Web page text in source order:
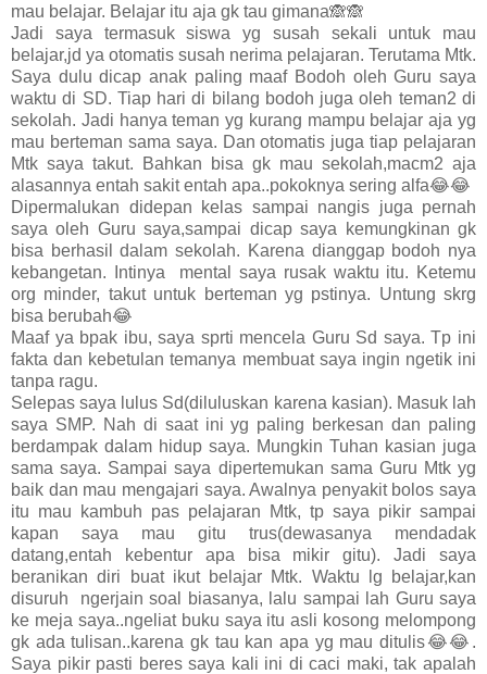
mau belajar. Belajar itu aja gk tau gimana🙈🙈
Jadi saya termasuk siswa yg susah sekali untuk mau
belajar,jd ya otomatis susah nerima pelajaran. Terutama Mtk.
Saya dulu dicap anak paling maaf Bodoh oleh Guru saya
waktu di SD. Tiap hari di bilang bodoh juga oleh teman2 di
sekolah. Jadi hanya teman yg kurang mampu belajar aja yg
mau berteman sama saya. Dan otomatis juga tiap pelajaran
Mtk saya takut. Bahkan bisa gk mau sekolah,macm2 aja
alasannya entah sakit entah apa..pokoknya sering alfa😂😂
Dipermalukan didepan kelas sampai nangis juga pernah
saya oleh Guru saya,sampai dicap saya kemungkinan gk
bisa berhasil dalam sekolah. Karena dianggap bodoh nya
kebangetan. Intinya mental saya rusak waktu itu. Ketemu
org minder, takut untuk berteman yg pstinya. Untung skrg
bisa berubah😂
Maaf ya bpak ibu, saya sprti mencela Guru Sd saya. Tp ini
fakta dan kebetulan temanya membuat saya ingin ngetik ini
tanpa ragu.
Selepas saya lulus Sd(diluluskan karena kasian). Masuk lah
saya SMP. Nah di saat ini yg paling berkesan dan paling
berdampak dalam hidup saya. Mungkin Tuhan kasian juga
sama saya. Sampai saya dipertemukan sama Guru Mtk yg
baik dan mau mengajari saya. Awalnya penyakit bolos saya
itu mau kambuh pas pelajaran Mtk, tp saya pikir sampai
kapan saya mau gitu trus(dewasanya mendadak
datang,entah kebentur apa bisa mikir gitu). Jadi saya
beranikan diri buat ikut belajar Mtk. Waktu lg belajar,kan
disuruh ngerjain soal biasanya, lalu sampai lah Guru saya
ke meja saya..ngeliat buku saya itu asli kosong melompong
gk ada tulisan..karena gk tau kan apa yg mau ditulis😂😂.
Saya pikir pasti beres saya kali ini di caci maki, tak apalah